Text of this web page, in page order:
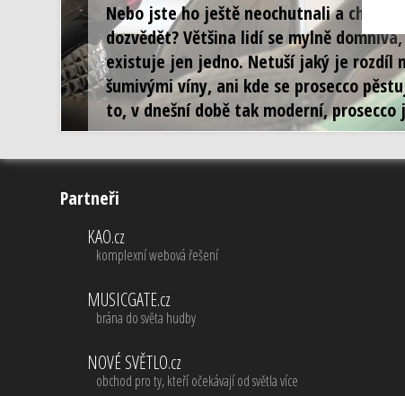
Nebo jste ho ještě neochutnali a chcete
dozvědět? Většina lidí se mylně
existuje jen jedno. Netuší jaký je rozdíl
šumivými víny, ani kde se prosecco
to, v dnešní době tak moderní, prosecco
Partneři
KAO.cz
komplexní webová řešení
MUSICGATE.cz
brána do světa hudby
NOVÉ SVĚTLO.cz
obchod pro ty, kteří očekávají od světla více